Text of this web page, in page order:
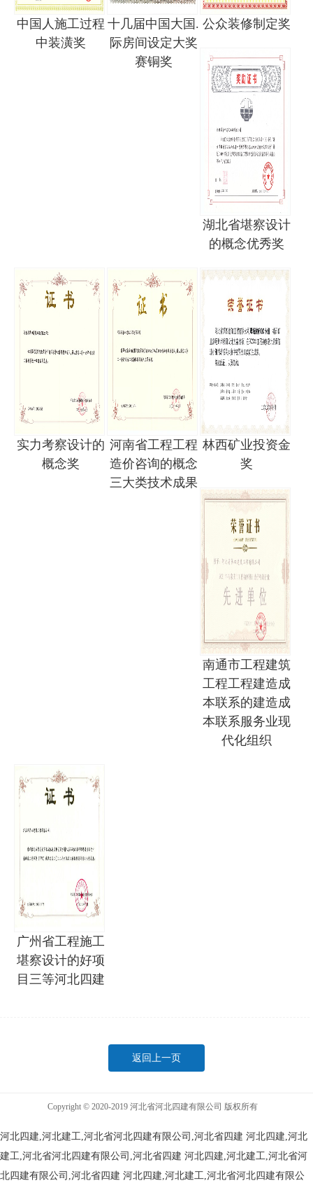
中国人施工过程
中装潢奖
十几届中国大国.
际房间设定大奖
赛铜奖
公众装修制定奖
湖北省堪察设计
的概念优秀奖
实力考察设计的
概念奖
河南省工程工程
造价咨询的概念
三大类技术成果
林西矿业投资金
奖
南通市工程建筑
工程工程建造成
本联系的建造成
本联系服务业现
代化组织
广州省工程施工
堪察设计的好项
目三等河北四建
返回上一页
Copyright © 2020-2019 河北省河北四建有限公司 版权所有
河北四建,河北建工,河北省河北四建有限公司,河北省四建 河北四建,河北
建工,河北省河北四建有限公司,河北省四建 河北四建,河北建工,河北省河
北四建有限公司,河北省四建 河北四建,河北建工,河北省河北四建有限公